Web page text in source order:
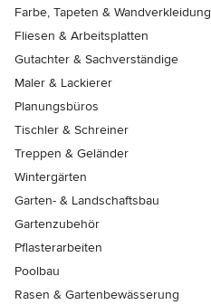
Farbe, Tapeten & Wandverkleidung
Fliesen & Arbeitsplatten
Gutachter & Sachverständige
Maler & Lackierer
Planungsbüros
Tischler & Schreiner
Treppen & Geländer
Wintergärten
Garten- & Landschaftsbau
Gartenzubehör
Pflasterarbeiten
Poolbau
Rasen & Gartenbewässerung